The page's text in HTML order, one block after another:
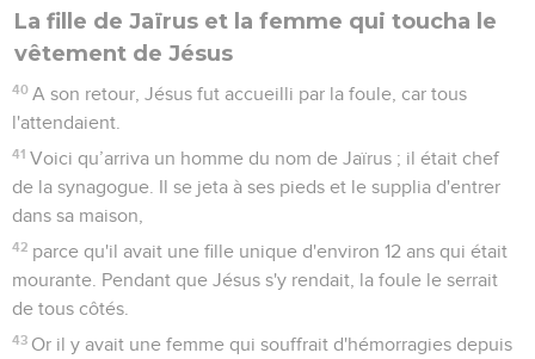
La fille de Jaïrus et la femme qui toucha le
vêtement de Jésus
40 A son retour, Jésus fut accueilli par la foule, car tous
l'attendaient.
41 Voici qu’arriva un homme du nom de Jaïrus ; il était chef
de la synagogue. Il se jeta à ses pieds et le supplia d'entrer
dans sa maison,
42 parce qu'il avait une fille unique d'environ 12 ans qui était
mourante. Pendant que Jésus s'y rendait, la foule le serrait
de tous côtés.
43 Or il y avait une femme qui souffrait d'hémorragies depuis